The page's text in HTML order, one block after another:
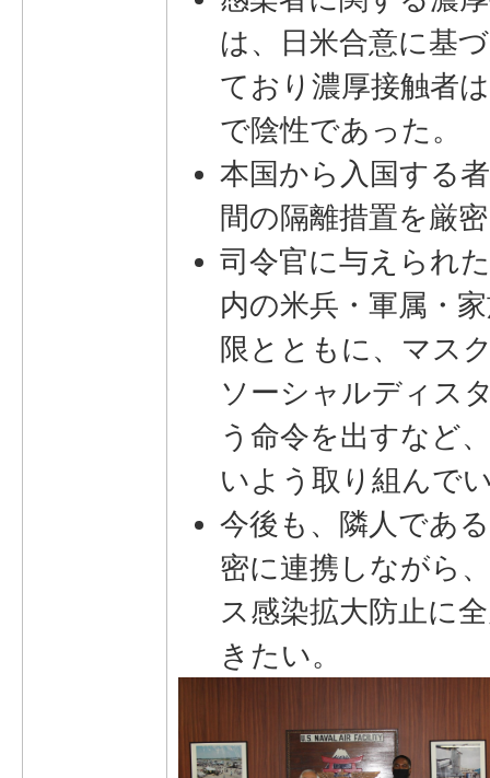
は、日米合意に基
ており濃厚接触者
で陰性であった。
本国から入国する
間の隔離措置を厳
司令官に与えられ
内の米兵・軍属・
限とともに、マス
ソーシャルディス
う命令を出すなど
いよう取り組んで
今後も、隣人であ
密に連携しながら
ス感染拡大防止に
きたい。